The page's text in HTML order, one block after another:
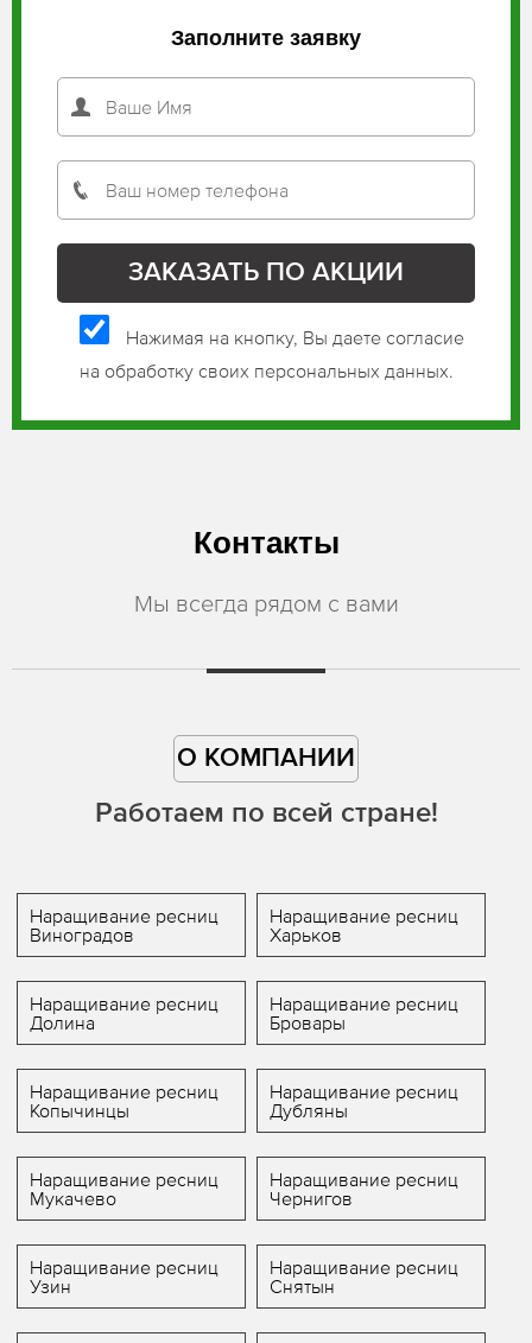
Заполните заявку
Нажимая на кнопку, Вы даете согласие
на обработку своих персональных данных.
Контакты
Мы всегда рядом с вами
О КОМПАНИИ
Работаем по всей стране!
Наращивание ресниц
Виноградов
Наращивание ресниц
Харьков
Наращивание ресниц
Долина
Наращивание ресниц
Бровары
Наращивание ресниц
Копычинцы
Наращивание ресниц
Дубляны
Наращивание ресниц
Мукачево
Наращивание ресниц
Чернигов
Наращивание ресниц
Узин
Наращивание ресниц
Снятын